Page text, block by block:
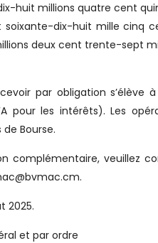
huit millions quatre cent
soixante-dix-huit mille cinq
deux cent trente-sept
par obligation s’élève
pour les intérêts). Les
Bourse.
complémentaire, veuillez
2025.
et par ordre